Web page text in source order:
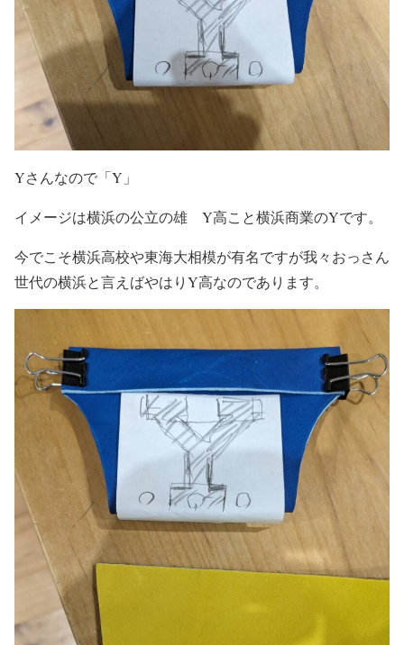
Yさんなので「Y」
イメージは横浜の公立の雄 Y高こと横浜商業のYです。
今でこそ横浜高校や東海大相模が有名ですが我々おっさん
世代の横浜と言えばやはりY高なのであります。